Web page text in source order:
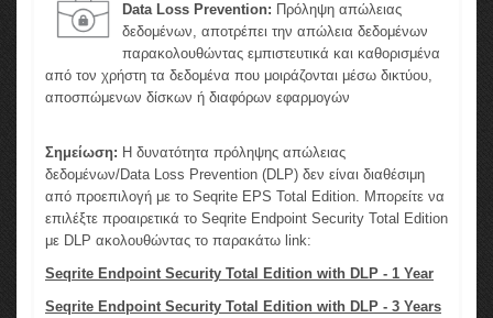
Data Loss Prevention: Πρόληψη απώλειας
δεδομένων, αποτρέπει την απώλεια δεδομένων
παρακολουθώντας εμπιστευτικά και καθορισμένα
από τον χρήστη τα δεδομένα που μοιράζονται μέσω δικτύου,
αποσπώμενων δίσκων ή διαφόρων εφαρμογών
Σημείωση: Η δυνατότητα πρόληψης απώλειας
δεδομένων/Data Loss Prevention (DLP) δεν είναι διαθέσιμη
από προεπιλογή με το Seqrite EPS Total Edition. Μπορείτε να
επιλέξτε προαιρετικά το Seqrite Endpoint Security Total Edition
με DLP ακολουθώντας το παρακάτω link:
Seqrite Endpoint Security Total Edition with DLP - 1 Year
Seqrite Endpoint Security Total Edition with DLP - 3 Years